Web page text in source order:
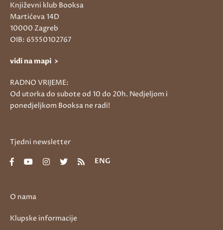
O nama
Klupske informacije
Književni klub Booksa
Martićeva 14D
10000 Zagreb
OIB: 65550102767
vidi na mapi >
RADNO VRIJEME:
Od utorka do subote od 10 do 20h. Nedjeljom i
ponedjeljkom Booksa ne radi!
Tjedni newsletter
ENG